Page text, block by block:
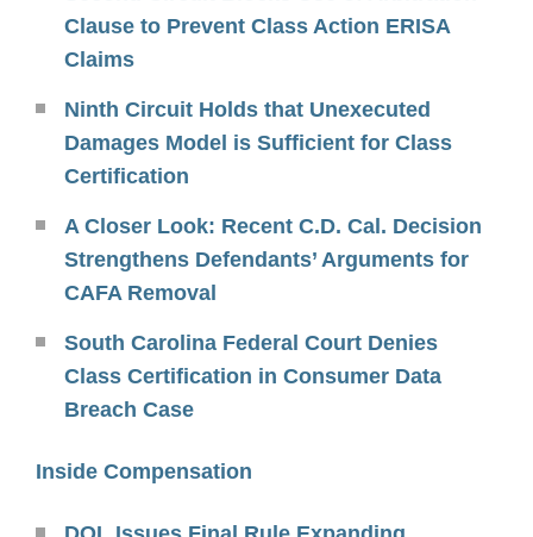
Clause to Prevent Class Action ERISA
Claims
Ninth Circuit Holds that Unexecuted
Damages Model is Sufficient for Class
Certification
A Closer Look: Recent C.D. Cal. Decision
Strengthens Defendants’ Arguments for
CAFA Removal
South Carolina Federal Court Denies
Class Certification in Consumer Data
Breach Case
Inside Compensation